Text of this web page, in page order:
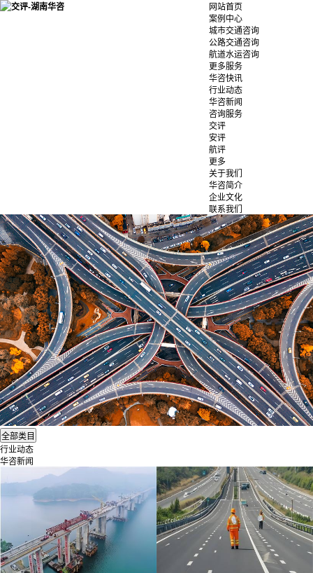
网站首页
案例中心
城市交通咨询
公路交通咨询
航道水运咨询
更多服务
华咨快讯
行业动态
华咨新闻
咨询服务
交评
安评
航评
更多
关于我们
华咨简介
企业文化
联系我们
行业动态
华咨新闻